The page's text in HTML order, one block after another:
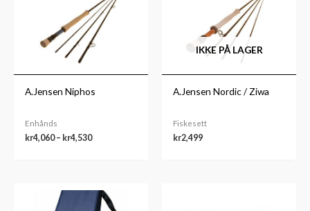
A.Jensen Niphos
Enhånds
kr4,060– kr4,530
kr4,530
IKKE PÅ LAGER
A.Jensen Nordic / Ziwa
Fiskesett
kr2,499